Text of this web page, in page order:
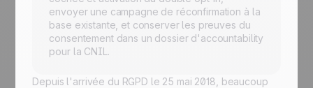
envoyer une campagne de réconfirmation à la
base existante, et conserver les preuves du
consentement dans un dossier d'accountability
pour la CNIL.
Depuis l'arrivée du RGPD le 25 mai 2018, beaucoup